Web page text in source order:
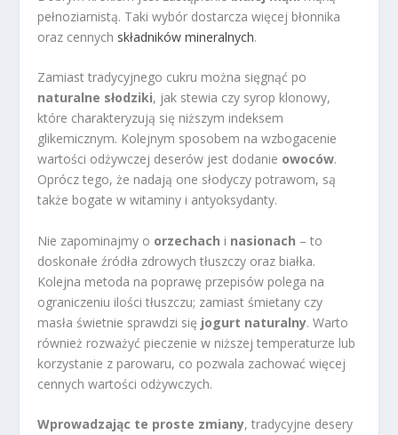
pełnoziarnistą. Taki wybór dostarcza więcej błonnika
oraz cennych składników mineralnych.
Zamiast tradycyjnego cukru można sięgnąć po
naturalne słodziki, jak stewia czy syrop klonowy,
które charakteryzują się niższym indeksem
glikemicznym. Kolejnym sposobem na wzbogacenie
wartości odżywczej deserów jest dodanie owoców.
Oprócz tego, że nadają one słodyczy potrawom, są
także bogate w witaminy i antyoksydanty.
Nie zapominajmy o orzechach i nasionach – to
doskonałe źródła zdrowych tłuszczy oraz białka.
Kolejna metoda na poprawę przepisów polega na
ograniczeniu ilości tłuszczu; zamiast śmietany czy
masła świetnie sprawdzi się jogurt naturalny. Warto
również rozważyć pieczenie w niższej temperaturze lub
korzystanie z parowaru, co pozwala zachować więcej
cennych wartości odżywczych.
Wprowadzając te proste zmiany, tradycyjne desery